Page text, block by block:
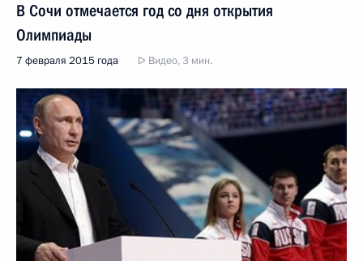
В Сочи отмечается год со дня открытия
Олимпиады
7 февраля 2015 года Видео, 3 мин.